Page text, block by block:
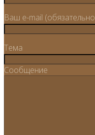
Ваш e-mail
Тема
Сообщение